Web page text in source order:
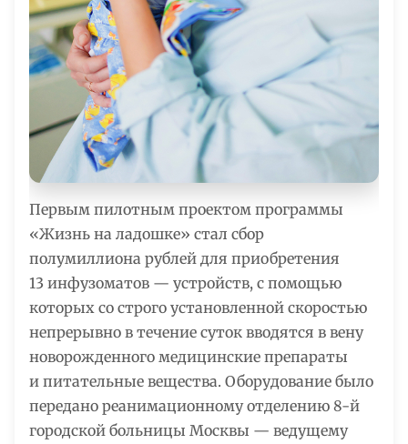
Первым пилотным проектом программы
«Жизнь на ладошке» стал сбор
полумиллиона рублей для приобретения
13 инфузоматов — устройств, с помощью
которых со строго установленной скоростью
непрерывно в течение суток вводятся в вену
новорожденного медицинские препараты
и питательные вещества. Оборудование было
передано реанимационному отделению 8-й
городской больницы Москвы — ведущему